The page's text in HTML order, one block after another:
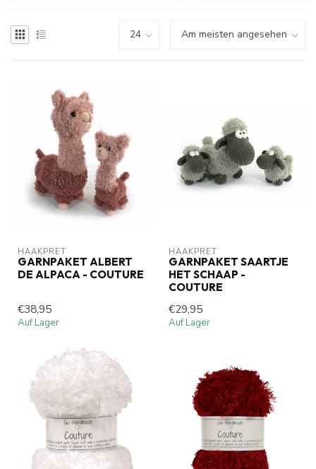
HAAKPRET
GARNPAKET ALBERT
DE ALPACA - COUTURE
€38,95
Auf Lager
HAAKPRET
GARNPAKET SAARTJE
HET SCHAAP -
COUTURE
€29,95
Auf Lager